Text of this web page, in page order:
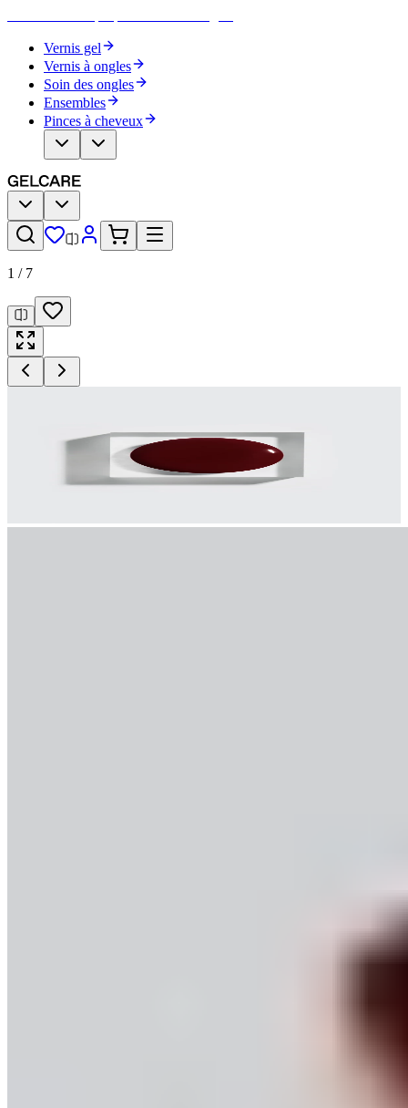
Vernis gel
Vernis à ongles
Soin des ongles
Ensembles
Pinces à cheveux
1 / 7